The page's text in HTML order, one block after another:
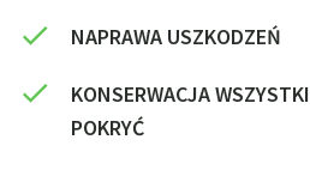
NAPRAWA USZKODZEŃ
KONSERWACJA
POKRYĆ